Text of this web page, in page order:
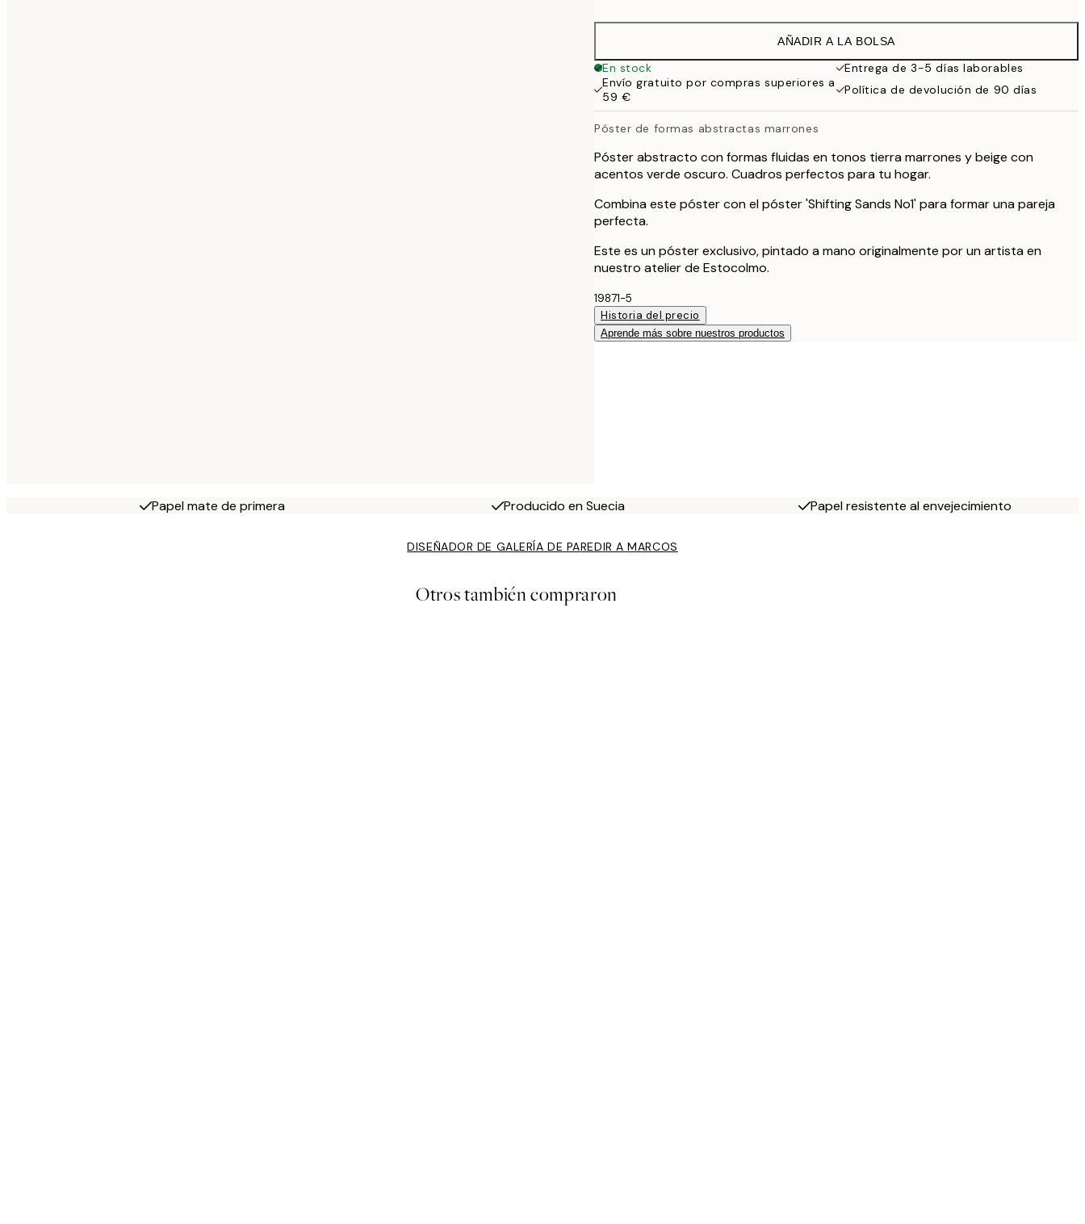
38 €
54,45 €
100x150 cm 59,50 €
AÑADIR A LA BOLSA
En stock
Entrega de 3-5 días laborables
Envío gratuito por compras superiores a
59 €
Política de devolución de 90 días
Póster de formas abstractas marrones
Póster abstracto con formas fluidas en tonos tierra marrones y beige con
acentos verde oscuro. Cuadros perfectos para tu hogar.
Combina este póster con el póster 'Shifting Sands No1' para formar una pareja
perfecta.
Este es un póster exclusivo, pintado a mano originalmente por un artista en
nuestro atelier de Estocolmo.
19871-5
Historia del precio
Aprende más sobre nuestros productos
Papel mate de primera Producido en Suecia Papel resistente al envejecimiento
DISEÑADOR DE GALERÍA DE PAREDIR A MARCOS
Otros también compraron